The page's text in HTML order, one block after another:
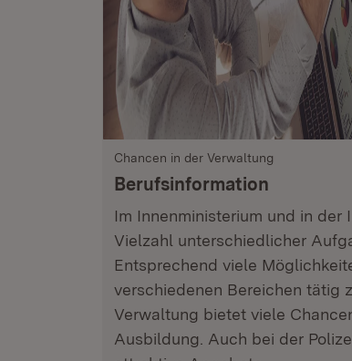
Chancen in der Verwaltung
Berufsinformation
Im Innenministerium und in
Vielzahl unterschiedlicher
Entsprechend viele
verschiedenen Bereichen tätig
Verwaltung bietet viele
Ausbildung. Auch bei der